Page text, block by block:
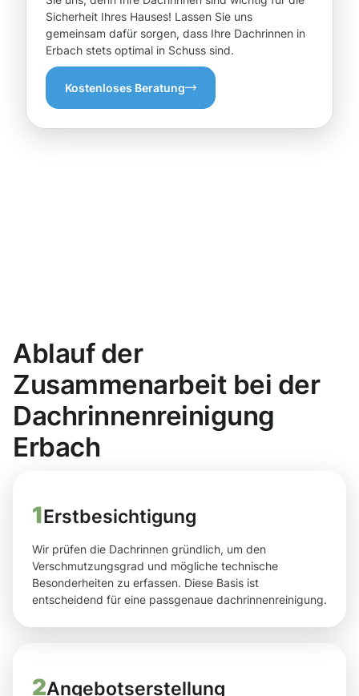
Sicherheit Ihres Hauses! Lassen Sie uns
gemeinsam dafür sorgen, dass Ihre Dachrinnen in
Erbach stets optimal in Schuss sind.
Kostenloses Beratung
Ablauf der
Zusammenarbeit bei der
Dachrinnenreinigung
Erbach
1Erstbesichtigung
Wir prüfen die Dachrinnen gründlich, um den
Verschmutzungsgrad und mögliche technische
Besonderheiten zu erfassen. Diese Basis ist
entscheidend für eine passgenaue dachrinnenreinigung.
2Angebotserstellung